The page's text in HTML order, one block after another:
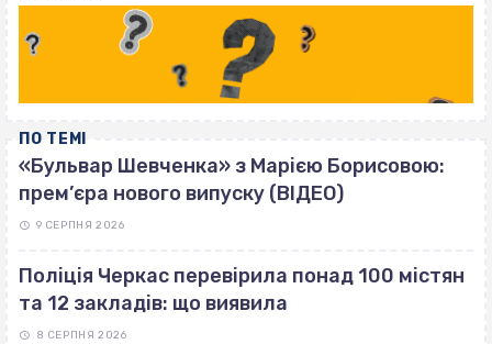
ПО ТЕМІ
«Бульвар Шевченка» з Марією Борисовою:
прем’єра нового випуску (ВІДЕО)
9 СЕРПНЯ 2026
Поліція Черкас перевірила понад 100 містян
та 12 закладів: що виявила
8 СЕРПНЯ 2026